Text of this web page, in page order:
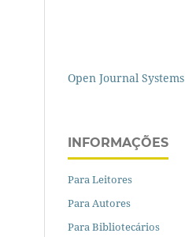
Open Journal Systems
INFORMAÇÕES
Para Leitores
Para Autores
Para Bibliotecários